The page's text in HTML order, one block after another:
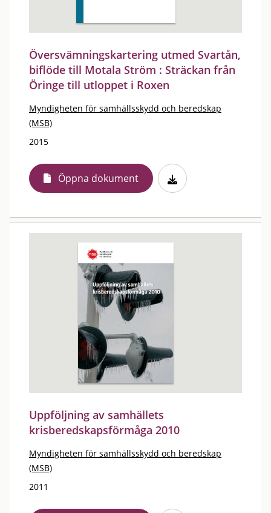
Översvämningskartering utmed Svartån,
biflöde till Motala Ström : Sträckan från
Öringe till utloppet i Roxen
Myndigheten för samhällsskydd och beredskap
(MSB)
2015
Öppna dokument
Uppföljning av samhällets
krisberedskapsförmåga 2010
Myndigheten för samhällsskydd och beredskap
(MSB)
2011